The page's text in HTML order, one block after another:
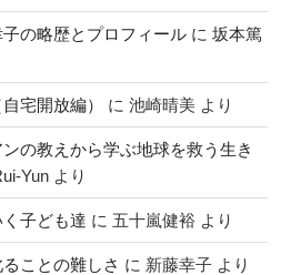
の略歴とプロフィール に 坂本篤
宅開放編） に 池崎晴美 より
の教えから学ぶ地球を救う生き
Yun より
子ども達 に 五十嵐健裕 より
ことの難しさ に 新藤幸子 より